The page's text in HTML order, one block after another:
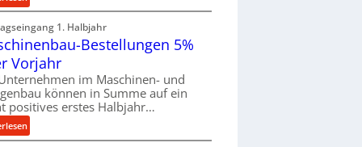
M
a
t
r
a
l
v
1. Halbjahr
Bestellungen 5%
Vorjahr
im Maschinen- und
können in Summe auf ein
positives erstes Halbjahr…
:
M